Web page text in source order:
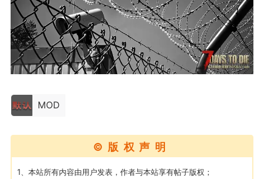
我的钱包 道具 排行榜
MOD下载 攻略教程 联机招募
大人
02-10 15:45
电脑端 其他&工具
禁止发布联机可用的作弊模组，
单机辅助引流私下售卖服务器外挂！
MOD
©版权声明
1、本站所有内容由用户发表，作者与本站享有帖子版权；